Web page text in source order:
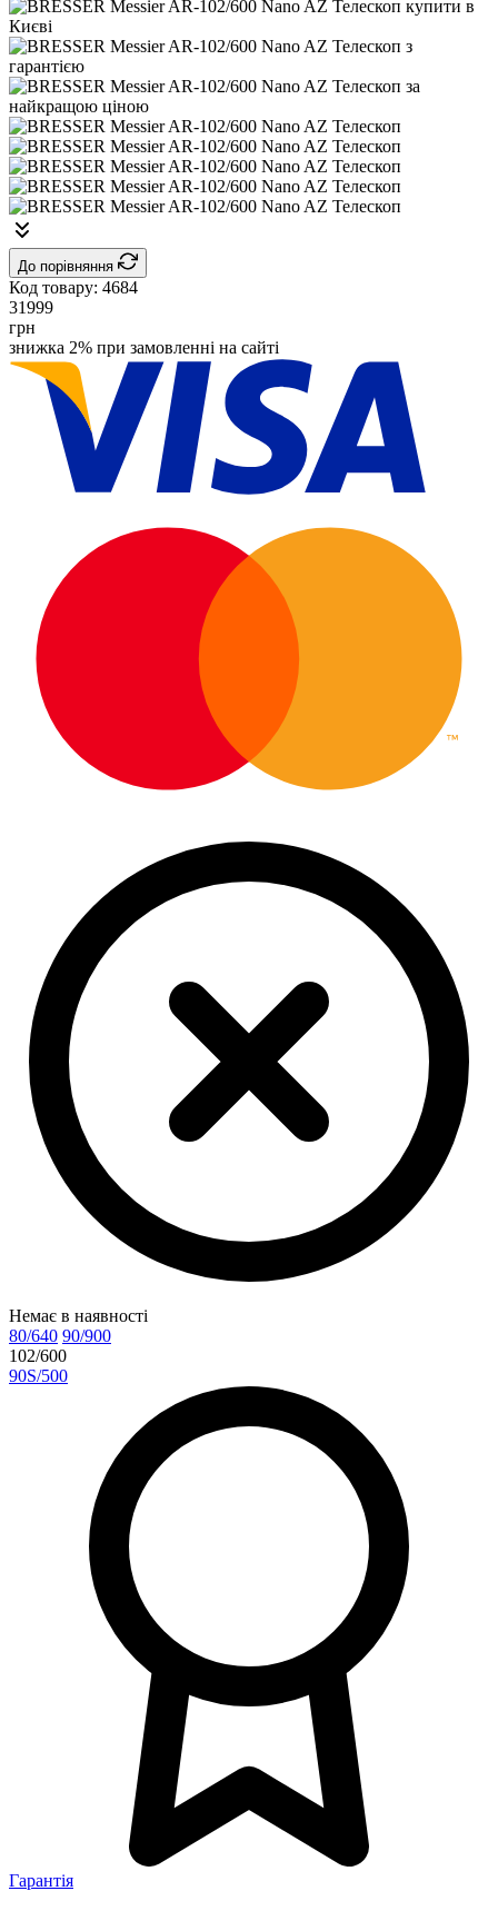
До порівняння
Код товару: 4684
31999
грн
знижка 2% при замовленні на сайті
Немає в наявності
80/640 90/900
102/600
90S/500
Гарантія